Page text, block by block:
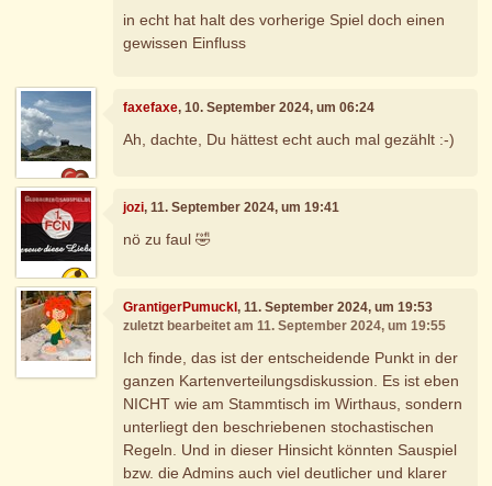
in echt hat halt des vorherige Spiel doch einen
gewissen Einfluss
faxefaxe, 10. September 2024, um 06:24
Ah, dachte, Du hättest echt auch mal gezählt :-)
jozi, 11. September 2024, um 19:41
nö zu faul 🤣
GrantigerPumuckl, 11. September 2024, um 19:53
zuletzt bearbeitet am 11. September 2024, um 19:55
Ich finde, das ist der entscheidende Punkt in der
ganzen Kartenverteilungsdiskussion. Es ist eben
NICHT wie am Stammtisch im Wirthaus, sondern
unterliegt den beschriebenen stochastischen
Regeln. Und in dieser Hinsicht könnten Sauspiel
bzw. die Admins auch viel deutlicher und klarer